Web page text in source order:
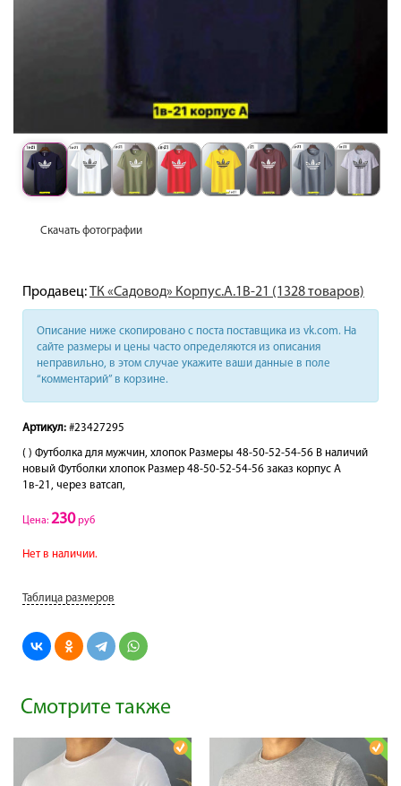
Скачать фотографии
Продавец:ТК «Садовод» Корпус.А.1В-21 (1328 товаров)
Описание ниже скопировано с поста поставщика из vk.com. На
сайте размеры и цены часто определяются из описания
неправильно, в этом случае укажите ваши данные в поле
“комментарий” в корзине.
Артикул: #23427295
( ) Футболка для мужчин, хлопок Размеры 48-50-52-54-56 В наличий
новый Футболки хлопок Размер 48-50-52-54-56 заказ корпус А
1в-21, через ватсап,
Цена: 230руб
Нет в наличии.
Таблица размеров
Смотрите также